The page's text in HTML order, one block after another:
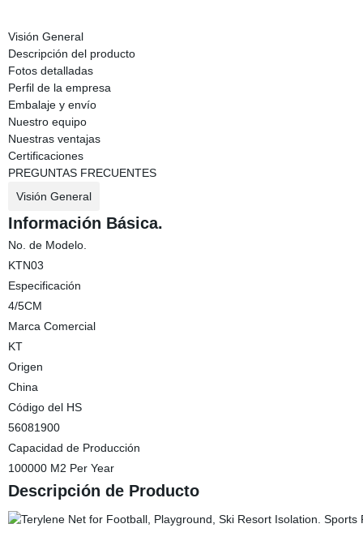
Visión General
Descripción del producto
Fotos detalladas
Perfil de la empresa
Embalaje y envío
Nuestro equipo
Nuestras ventajas
Certificaciones
PREGUNTAS FRECUENTES
Visión General
Información Básica.
No. de Modelo.
KTN03
Especificación
4/5CM
Marca Comercial
KT
Origen
China
Código del HS
56081900
Capacidad de Producción
100000 M2 Per Year
Descripción de Producto